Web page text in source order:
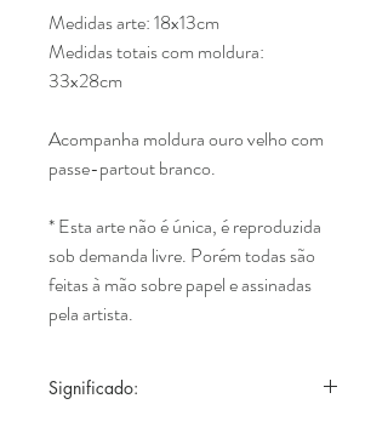
Medidas arte: 18x13cm
Medidas totais com moldura:
33x28cm
Acompanha moldura ouro velho com
passe-partout branco.
* Esta arte não é única, é reproduzida
sob demanda livre. Porém todas são
feitas à mão sobre papel e assinadas
pela artista.
Significado: